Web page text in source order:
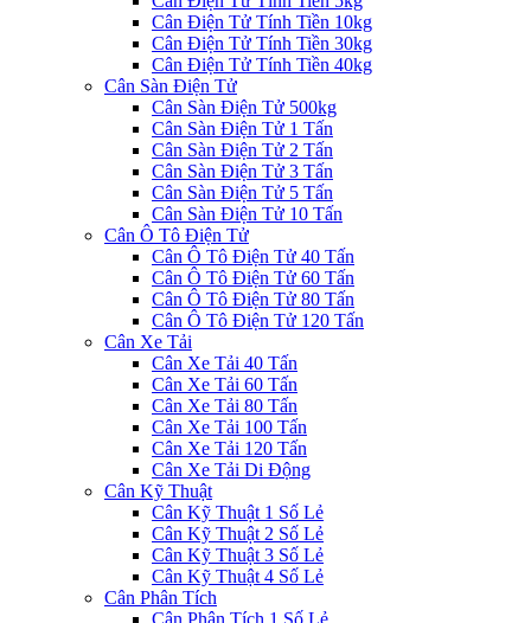
Cân Điện Tử Tính Tiền 10kg
Cân Điện Tử Tính Tiền 30kg
Cân Điện Tử Tính Tiền 40kg
Cân Sàn Điện Tử
Cân Sàn Điện Tử 500kg
Cân Sàn Điện Tử 1 Tấn
Cân Sàn Điện Tử 2 Tấn
Cân Sàn Điện Tử 3 Tấn
Cân Sàn Điện Tử 5 Tấn
Cân Sàn Điện Tử 10 Tấn
Cân Ô Tô Điện Tử
Cân Ô Tô Điện Tử 40 Tấn
Cân Ô Tô Điện Tử 60 Tấn
Cân Ô Tô Điện Tử 80 Tấn
Cân Ô Tô Điện Tử 120 Tấn
Cân Xe Tải
Cân Xe Tải 40 Tấn
Cân Xe Tải 60 Tấn
Cân Xe Tải 80 Tấn
Cân Xe Tải 100 Tấn
Cân Xe Tải 120 Tấn
Cân Xe Tải Di Động
Cân Kỹ Thuật
Cân Kỹ Thuật 1 Số Lẻ
Cân Kỹ Thuật 2 Số Lẻ
Cân Kỹ Thuật 3 Số Lẻ
Cân Kỹ Thuật 4 Số Lẻ
Cân Phân Tích
Cân Phân Tích 1 Số Lẻ